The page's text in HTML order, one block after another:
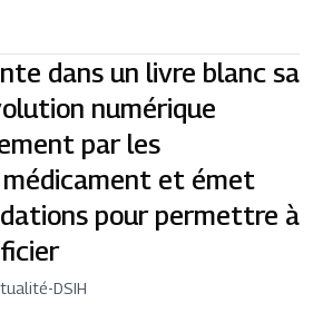
dans un livre blanc sa
numérique
par les
et émet
pour permettre à
-DSIH